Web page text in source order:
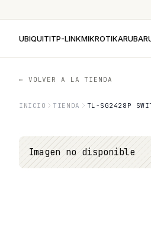
UBIQUITITP-LINKMIKROTIKARUBA
← VOLVER A LA TIENDA
INICIO TIENDA TL-SG2428P
Imagen no disponible